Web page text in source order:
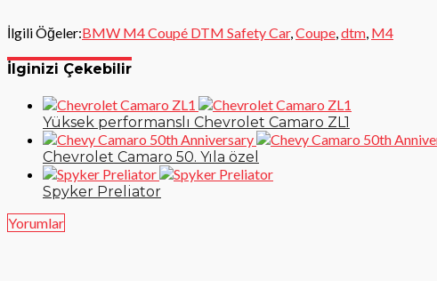
İlgili Öğeler:BMW M4 Coupé DTM Safety Car, Coupe dtm M4
İlginizi Çekebilir
Yüksek performanslı Chevrolet Camaro ZL1
Chevrolet Camaro 50. Yıla özel
Spyker Preliator
Yorumlar